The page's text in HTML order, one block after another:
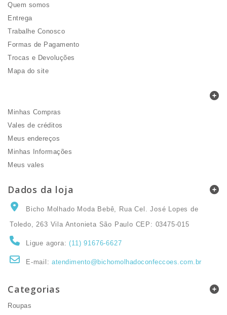
Quem somos
Entrega
Trabalhe Conosco
Formas de Pagamento
Trocas e Devoluções
Mapa do site
Minhas Compras
Vales de créditos
Meus endereços
Minhas Informações
Meus vales
Dados da loja
Bicho Molhado Moda Bebê, Rua Cel. José Lopes de
Toledo, 263 Vila Antonieta São Paulo CEP: 03475-015
Ligue agora:(11) 91676-6627
E-mail:atendimento@bichomolhadoconfeccoes.com.br
Categorias
Roupas